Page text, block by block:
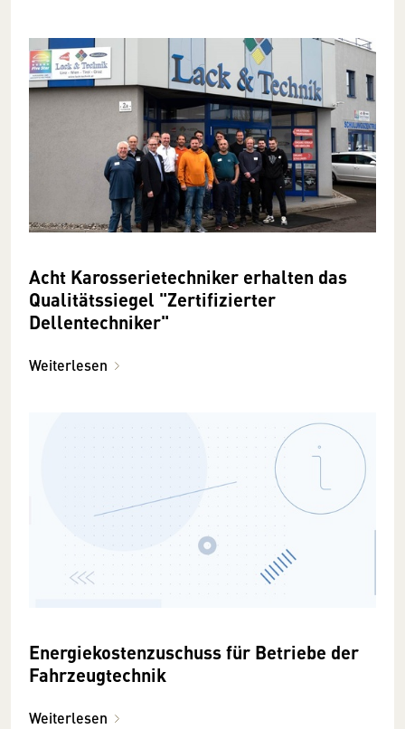
Acht Karosserietechniker erhalten das
Qualitätssiegel "Zertifizierter
Dellentechniker"
Weiterlesen
Energiekostenzuschuss für Betriebe der
Fahrzeugtechnik
Weiterlesen